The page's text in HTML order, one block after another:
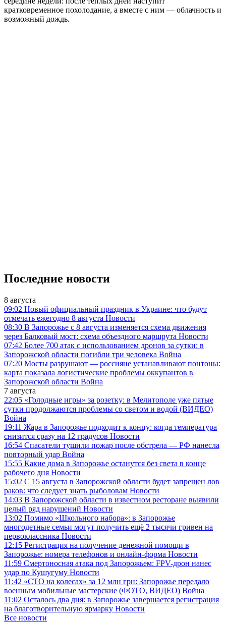
кратковременное похолодание, а вместе с ним — облачность и
возможный дождь.
Последние новости
8 августа
09:02 Новый официальный праздник в Украине: что будут
отмечать ежегодно 8 августа Новости
08:30 В Запорожье с 8 августа изменяется схема движения
через Балковый мост: схема объездного маршрута Новости
07:42 Более 700 атак с использованием дронов за сутки: в
Запорожской области погибли три человека Война
07:20 Мосты разрушают — россияне устанавливают понтоны:
карта показала логистические проблемы оккупантов в
Запорожской области Война
7 августа
22:05 «Голодные игры» за розетку: в Мелитополе уже пятые
сутки продолжаются проблемы со светом и водой (ВИДЕО)
Война
19:11 Жара в Запорожье подходит к концу: когда температура
снизится сразу на 12 градусов Новости
16:54 Спасатели тушили пожар после обстрела — РФ нанесла
повторный удар Война
15:55 Какие дома в Запорожье останутся без света в конце
рабочего дня Новости
15:02 С 15 августа в Запорожской области будет запрещен лов
раков: что следует знать рыболовам Новости
14:03 В Запорожской области в известном ресторане выявили
целый ряд нарушений Новости
13:02 Помимо «Школьного набора»: в Запорожье
многодетные семьи могут получить ещё 2 тысячи гривен на
первоклассника Новости
12:15 Регистрация на получение денежной помощи в
Запорожье: номера телефонов и онлайн-форма Новости
11:59 Смертоносная атака под Запорожьем: FPV-дрон нанес
удар по Кушугуму Новости
11:42 «СТО на колесах» за 12 млн грн: Запорожье передало
военным мобильные мастерские (ФОТО, ВИДЕО) Война
11:02 Осталось два дня: в Запорожье завершается регистрация
на благотворительную ярмарку Новости
Все новости